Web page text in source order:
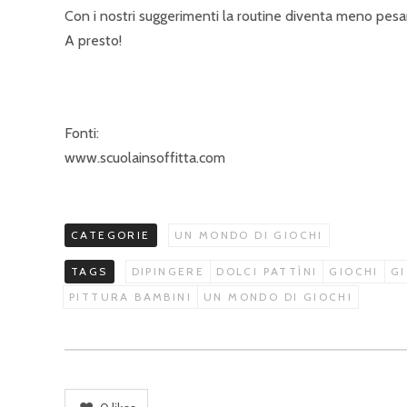
Con i nostri suggerimenti la routine diventa meno
A presto!
Fonti:
www.scuolainsoffitta.com
CATEGORIE UN MONDO DI GIOCHI
TAGS DIPINGERE DOLCI PATTÌNI GIOCHI
PITTURA BAMBINI
UN MONDO DI GIOCHI